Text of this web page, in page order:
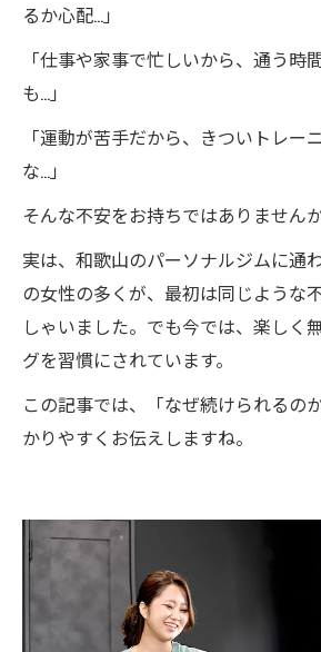
るか心配…」
「仕事や家事で忙しいから、通う時
も…」
「運動が苦手だから、きついトレー
な…」
そんな不安をお持ちではありません
実は、和歌山のパーソナルジムに通
の女性の多くが、最初は同じような
しゃいました。でも今では、楽しく
グを習慣にされています。
この記事では、「なぜ続けられるの
かりやすくお伝えしますね。